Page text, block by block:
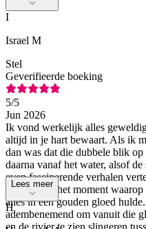
I
Israel M
Stel
Geverifieerde boeking
5/5
Jun 2026
Ik vond werkelijk alles
altijd in je hart bewaart. Als ik
dan was dat die dubbele blik
daarna vanaf het water, alsof
even fascinerende verhalen
hoogtepunt het moment
alles in een gouden gloed
adembenemend om vanuit die
Lees meer
H